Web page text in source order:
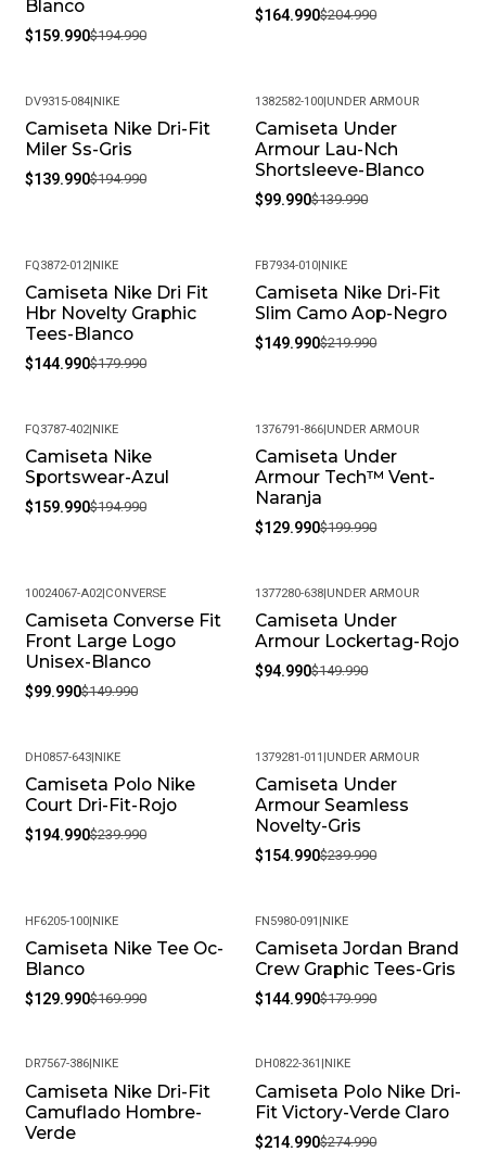
Blanco
$159.990$194.990
$164.990$204.990
-28%
DV9315-084|NIKE
Camiseta Nike Dri-Fit
Miler Ss-Gris
$139.990$194.990
-29%
1382582-100|UNDER ARMOUR
Camiseta Under
Armour Lau-Nch
Shortsleeve-Blanco
$99.990$139.990
-19%
FQ3872-012|NIKE
Camiseta Nike Dri Fit
Hbr Novelty Graphic
Tees-Blanco
$144.990$179.990
-32%
FB7934-010|NIKE
Camiseta Nike Dri-Fit
Slim Camo Aop-Negro
$149.990$219.990
-18%
FQ3787-402|NIKE
Camiseta Nike
Sportswear-Azul
$159.990$194.990
-35%
1376791-866|UNDER ARMOUR
Camiseta Under
Armour Tech™ Vent-
Naranja
$129.990$199.990
-33%
10024067-A02|CONVERSE
Camiseta Converse Fit
Front Large Logo
Unisex-Blanco
$99.990$149.990
-37%
1377280-638|UNDER ARMOUR
Camiseta Under
Armour Lockertag-Rojo
$94.990$149.990
-19%
DH0857-643|NIKE
Camiseta Polo Nike
Court Dri-Fit-Rojo
$194.990$239.990
-35%
1379281-011 |UNDER ARMOUR
Camiseta Under
Armour Seamless
Novelty-Gris
$154.990$239.990
-24%
HF6205-100|NIKE
Camiseta Nike Tee Oc-
Blanco
$129.990$169.990
-19%
FN5980-091 |NIKE
Camiseta Jordan Brand
Crew Graphic Tees-Gris
$144.990$179.990
-33%
DR7567-386| NIKE
Camiseta Nike Dri-Fit
Camuflado Hombre-
Verde
-22%
DH0822-361 NIKE
Camiseta Polo Nike Dri-
Fit Victory-Verde Claro
$214.990$274.990